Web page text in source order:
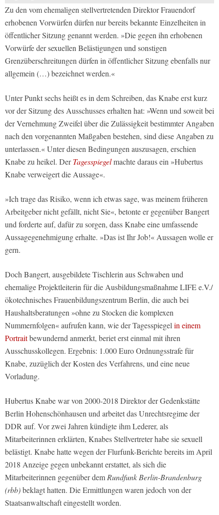
Zu den vom ehemaligen stellvertretenden Direktor Frauendorf
erhobenen Vorwürfen dürfen nur bereits bekannte Einzelheiten in
öffentlicher Sitzung genannt werden. »Die gegen ihn erhobenen
Vorwürfe der sexuellen Belästigungen und sonstigen
Grenzüberschreitungen dürfen in öffentlicher Sitzung ebenfalls nur
allgemein (…) bezeichnet werden.«
Unter Punkt sechs heißt es in dem Schreiben, das Knabe erst kurz
vor der Sitzung des Ausschusses erhalten hat: »Wenn und soweit bei
der Vernehmung Zweifel über die Zulässigkeit bestimmter Angaben
nach den vorgenannten Maßgaben bestehen, sind diese Angaben zu
unterlassen.« Unter diesen Bedingungen auszusagen, erschien
Knabe zu heikel. DerTagesspiegelmachte daraus ein »Hubertus
Knabe verweigert die Aussage«.
»Ich trage das Risiko, wenn ich etwas sage, was meinem früheren
Arbeitgeber nicht gefällt, nicht Sie«, betonte er gegenüber Bangert
und forderte auf, dafür zu sorgen, dass Knabe eine umfassende
Aussagegenehmigung erhalte. »Das ist Ihr Job!« Aussagen wolle er
gern.
Doch Bangert, ausgebildete Tischlerin aus Schwaben und
ehemalige Projektleiterin für die Ausbildungsmaßnahme LIFE e.V./
ökotechnisches Frauenbildungszentrum Berlin, die auch bei
Haushaltsberatungen »ohne zu Stocken die komplexen
Nummernfolgen« aufrufen kann, wie der Tagesspiegel in einem
Portraitbewundernd anmerkt, beriet erst einmal mit ihren
Ausschusskollegen. Ergebnis: 1.000 Euro Ordnungsstrafe für
Knabe, zuzüglich der Kosten des Verfahrens, und eine neue
Vorladung.
Hubertus Knabe war von 2000-2018 Direktor der Gedenkstätte
Berlin Hohenschönhausen und arbeitet das Unrechtsregime der
DDR auf. Vor zwei Jahren kündigte ihm Lederer, als
Mitarbeiterinnen erklärten, Knabes Stellvertreter habe sie sexuell
belästigt. Knabe hatte wegen der Flurfunk-Berichte bereits im April
2018 Anzeige gegen unbekannt erstattet, als sich die
Mitarbeiterinnen gegenüber dem Rundfunk Berlin-Brandenburg
(rbb)beklagt hatten. Die Ermittlungen waren jedoch von der
Staatsanwaltschaft eingestellt worden.